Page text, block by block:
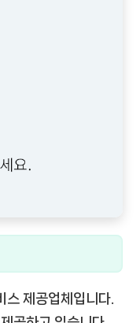
제공업체입니다.